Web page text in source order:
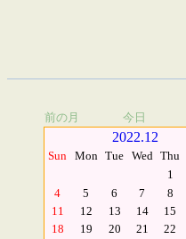
前の月 今日
2022.12
Sun Mon Tue Wed Thu
1
4
5 6 7 8
11
12 13 14 15
18
19 20 21 22